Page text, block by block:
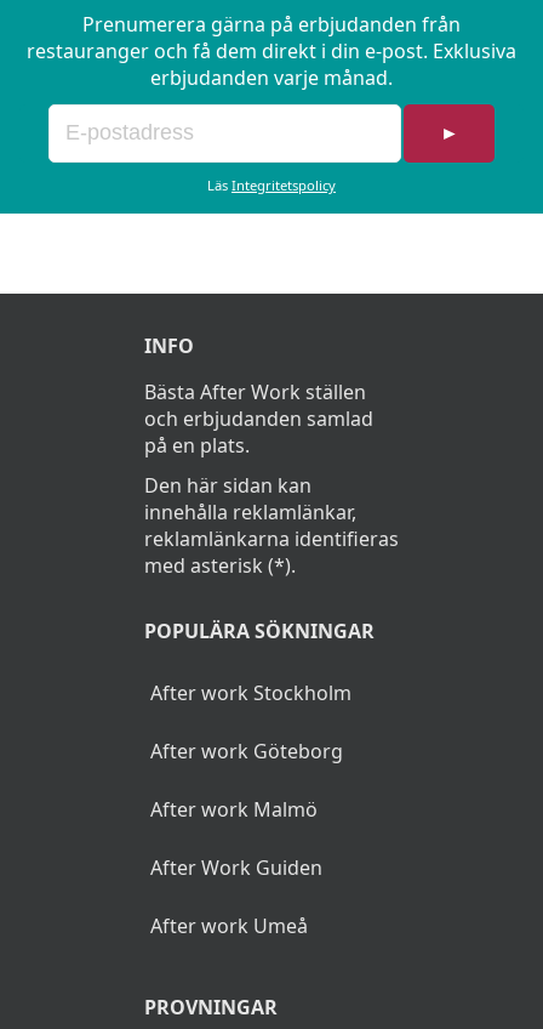
Prenumerera gärna på erbjudanden från
restauranger och få dem direkt i din e-post. Exklusiva
erbjudanden varje månad.
►
Läs Integritetspolicy
INFO
Bästa After Work ställen
och erbjudanden samlad
på en plats.
Den här sidan kan
innehålla reklamlänkar,
reklamlänkarna identifieras
med asterisk (*).
POPULÄRA SÖKNINGAR
After work Stockholm
After work Göteborg
After work Malmö
After Work Guiden
After work Umeå
PROVNINGAR